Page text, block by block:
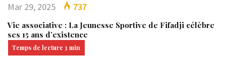
Mar 29, 2025 737
Vie associative : La Jeunesse Sportive de Fifadji célèbre
ses 15 ans d’existence